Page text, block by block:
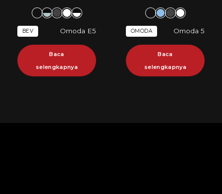
BEV Omoda E5
Baca
selengkapnya
OMODA Omoda 5
Baca
selengkapnya